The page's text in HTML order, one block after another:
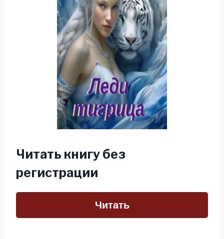
Читать книгу без
регистрации
Читать